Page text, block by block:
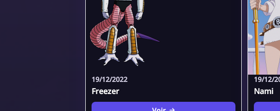
19/12/2022
Freezer
19/12/
Nami